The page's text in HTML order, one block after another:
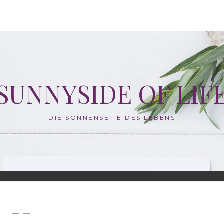
OF
DIE SONNENSEITE DES LEBENS
— —